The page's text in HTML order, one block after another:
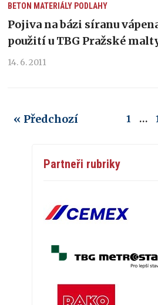
BETON MATERIÁLY PODLAHY
Pojiva na bázi síranu
použití u TBG Pražské
14. 6. 2011
« Předchozí 1 …
Partneři rubriky